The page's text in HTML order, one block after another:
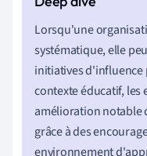
Lorsqu'une
systématique, elle
initiatives d'influence
contexte éducatif,
amélioration notable
grâce à des
environnement